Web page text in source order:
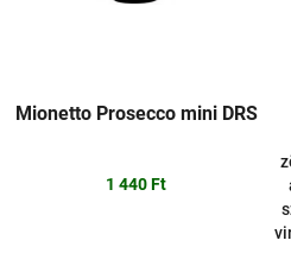
Mionetto Prosecco mini DRS
1 440 Ft